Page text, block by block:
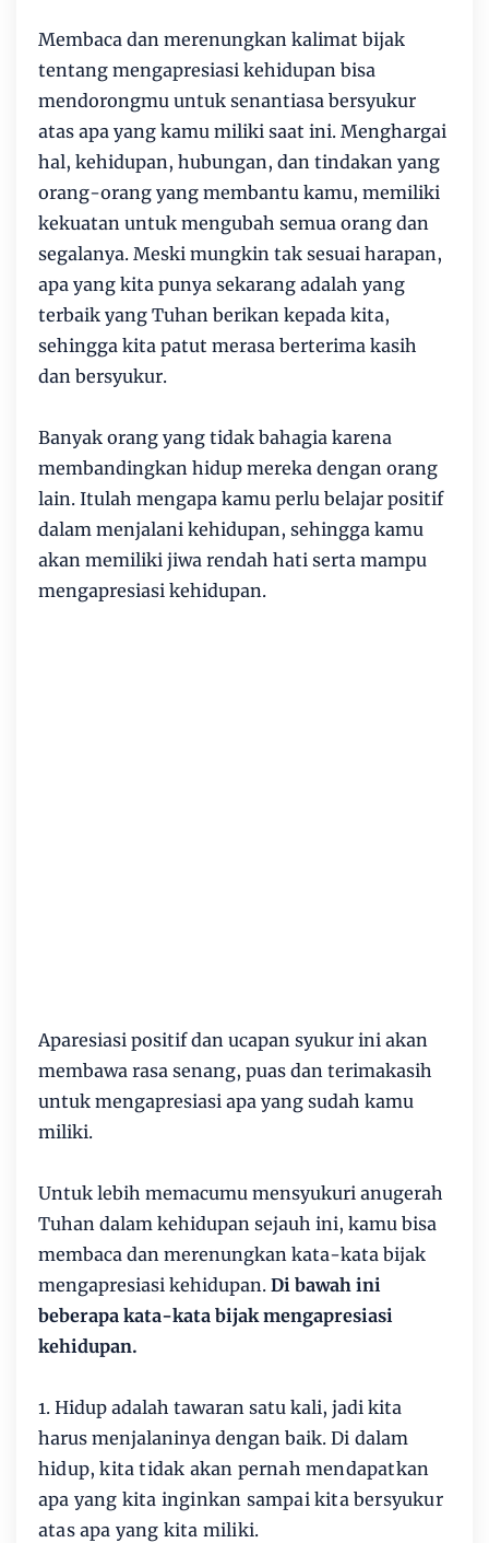
Membaca dan merenungkan kalimat bijak
tentang mengapresiasi kehidupan bisa
mendorongmu untuk senantiasa bersyukur
atas apa yang kamu miliki saat ini. Menghargai
hal, kehidupan, hubungan, dan tindakan yang
orang-orang yang membantu kamu, memiliki
kekuatan untuk mengubah semua orang dan
segalanya. Meski mungkin tak sesuai harapan,
apa yang kita punya sekarang adalah yang
terbaik yang Tuhan berikan kepada kita,
sehingga kita patut merasa berterima kasih
dan bersyukur.
Banyak orang yang tidak bahagia karena
membandingkan hidup mereka dengan orang
lain. Itulah mengapa kamu perlu belajar positif
dalam menjalani kehidupan, sehingga kamu
akan memiliki jiwa rendah hati serta mampu
mengapresiasi kehidupan.
Aparesiasi positif dan ucapan syukur ini akan
membawa rasa senang, puas dan terimakasih
untuk mengapresiasi apa yang sudah kamu
miliki.
Untuk lebih memacumu mensyukuri anugerah
Tuhan dalam kehidupan sejauh ini, kamu bisa
membaca dan merenungkan kata-kata bijak
mengapresiasi kehidupan. Di bawah ini
beberapa kata-kata bijak mengapresiasi
kehidupan.
1. Hidup adalah tawaran satu kali, jadi kita
harus menjalaninya dengan baik. Di dalam
hidup, kita tidak akan pernah mendapatkan
apa yang kita inginkan sampai kita bersyukur
atas apa yang kita miliki.